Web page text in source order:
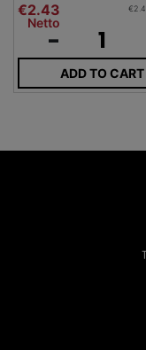
€2.43
Netto
-
ADD TO CART